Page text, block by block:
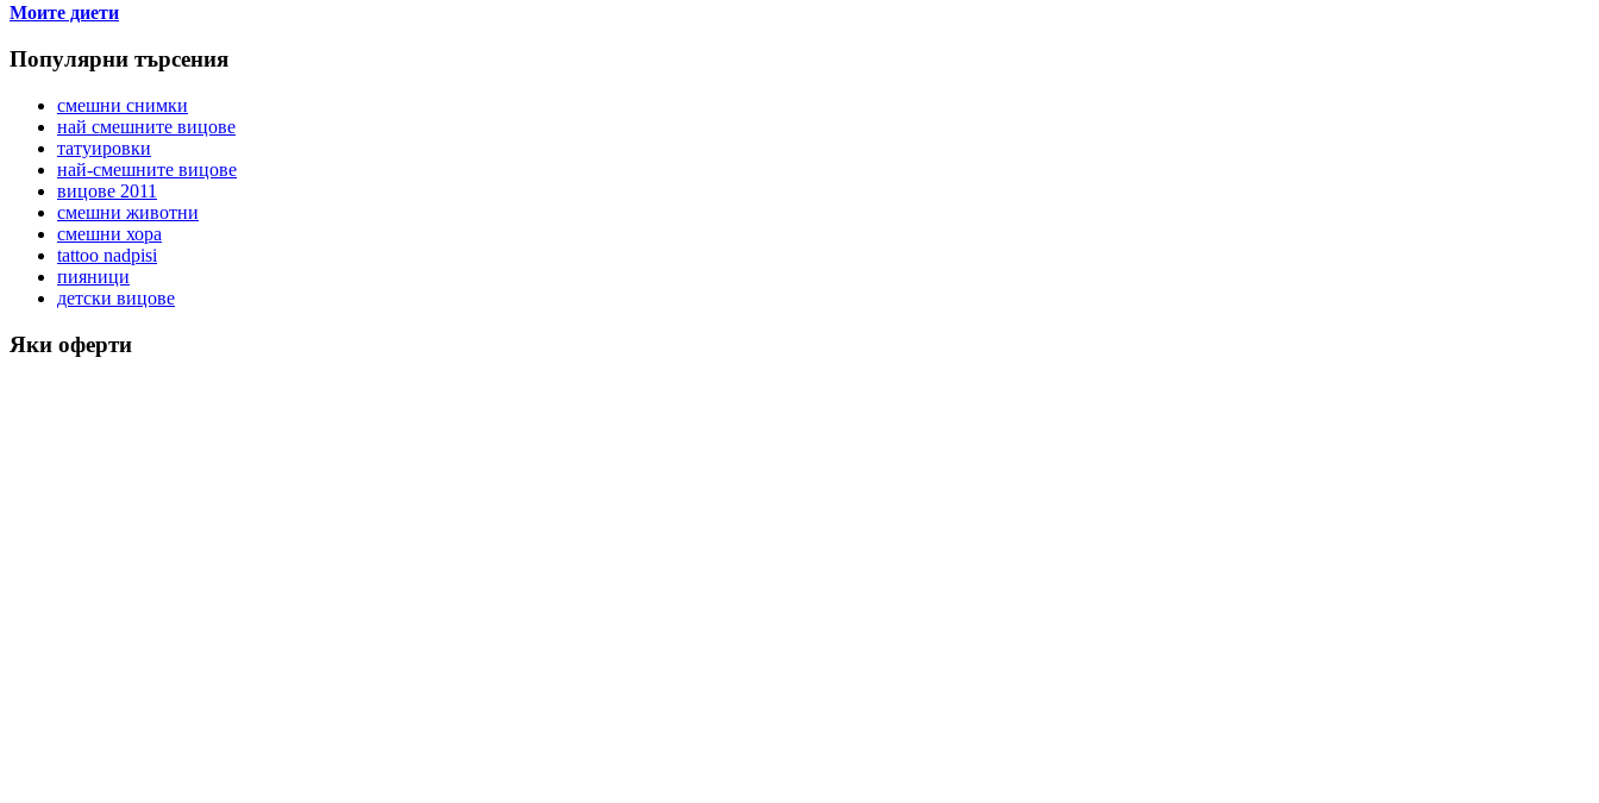
Моите диети
Популярни търсения
смешни снимки
най смешните вицове
татуировки
най-смешните вицове
вицове 2011
смешни животни
смешни хора
tattoo nadpisi
пияници
детски вицове
Яки оферти